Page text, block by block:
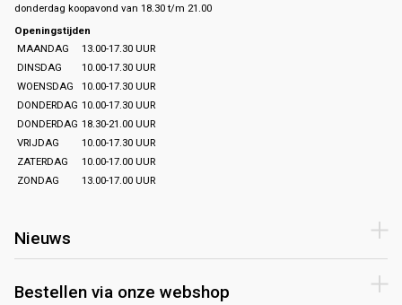
donderdag koopavond van 18.30 t/m 21.00
Openingstijden
MAANDAG
13.00-17.30 UUR
DINSDAG
10.00-17.30 UUR
WOENSDAG
10.00-17.30 UUR
DONDERDAG 10.00-17.30 UUR
DONDERDAG 18.30-21.00 UUR
VRIJDAG
10.00-17.30 UUR
ZATERDAG
10.00-17.00 UUR
ZONDAG
13.00-17.00 UUR
Nieuws
Bestellen via onze webshop